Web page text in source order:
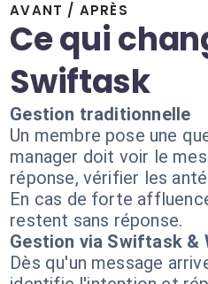
AVANT / APRÈS
Ce qui
Swiftask
Gestion traditionnelle
Un membre pose une
manager doit voir le
réponse, vérifier les
En cas de forte
restent sans réponse.
Gestion via Swiftask &
Dès qu'un message